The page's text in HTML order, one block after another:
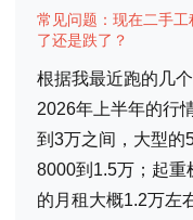
常见问题：现在二手
了还是跌了？
根据我最近跑的几
2026年上半年的行
到3万之间，大型的
8000到1.5万；起重
的月租大概1.2万左